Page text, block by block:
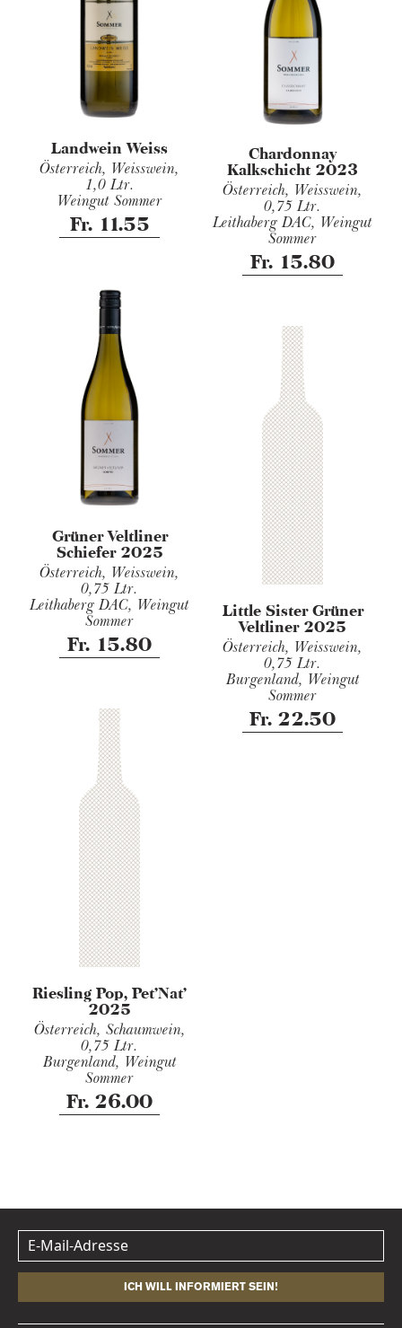
Landwein Weiss
Österreich, Weisswein,
1,0 Ltr.
Weingut Sommer
Fr. 11.55
Chardonnay
Kalkschicht 2023
Österreich, Weisswein,
0,75 Ltr.
Leithaberg DAC, Weingut
Sommer
Fr. 15.80
Grüner Veltliner
Schiefer 2025
Österreich, Weisswein,
0,75 Ltr.
Leithaberg DAC, Weingut
Sommer
Fr. 15.80
Little Sister Grüner
Veltliner 2025
Österreich, Weisswein,
0,75 Ltr.
Burgenland, Weingut
Sommer
Fr. 22.50
Riesling Pop, Pet'Nat'
2025
Österreich, Schaumwein,
0,75 Ltr.
Burgenland, Weingut
Sommer
Fr. 26.00
ICH WILL INFORMIERT SEIN!